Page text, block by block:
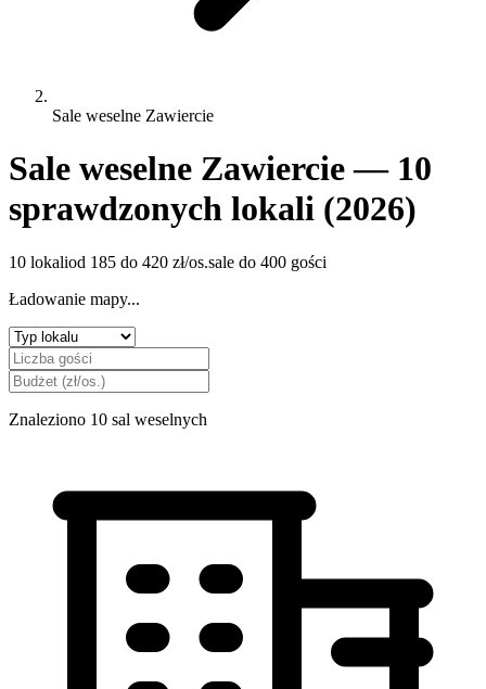
Sale weselne Zawiercie
Sale weselne Zawiercie — 10
sprawdzonych lokali (2026)
10 lokaliod 185 do 420 zł/os.sale do 400 gości
Ładowanie mapy...
Znaleziono 10 sal weselnych